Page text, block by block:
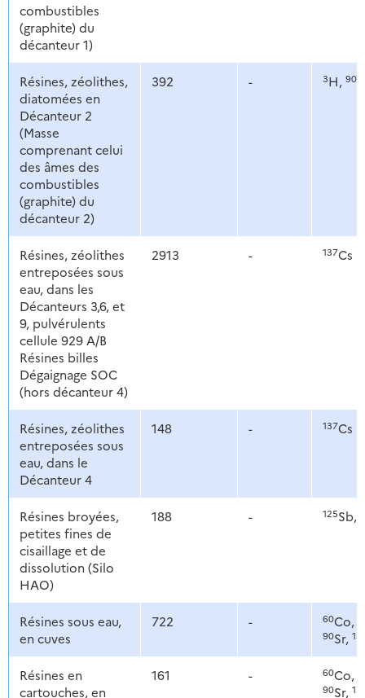
combustibles
(graphite) du
décanteur 1)
Résines, zéolithes,
diatomées en
Décanteur 2
(Masse
comprenant celui
des âmes des
combustibles
(graphite) du
décanteur 2)
392 - 3H, 90
Résines, zéolithes
entreposées sous
eau, dans les
Décanteurs 3,6, et
9, pulvérulents
cellule 929 A/B
Résines billes
Dégaignage SOC
(hors décanteur 4)
2913 - 137Cs
Résines, zéolithes
entreposées sous
eau, dans le
Décanteur 4
148 - 137Cs
Résines broyées,
petites fines de
cisaillage et de
dissolution (Silo
HAO)
188 - 125Sb,
Résines sous eau,
en cuves
722 - 60Co,
90Sr,
Résines en
cartouches, en
161 - 60Co,
90Sr,